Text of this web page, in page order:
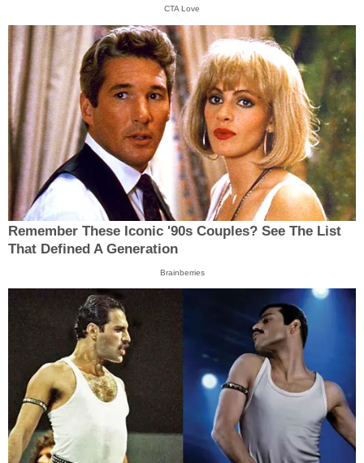
CTA Love
Remember These Iconic '90s Couples? See The List
That Defined A Generation
Brainberries